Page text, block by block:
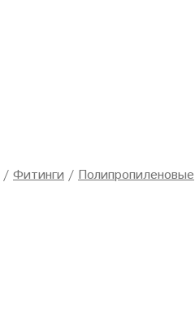
/ Фитинги / Полипропиленовые